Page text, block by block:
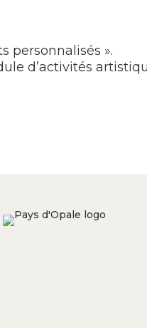
personnalisés ».
d’activités